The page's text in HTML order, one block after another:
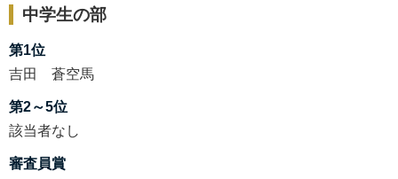
中学生の部
第1位
吉田 蒼空馬
第2～5位
該当者なし
審査員賞